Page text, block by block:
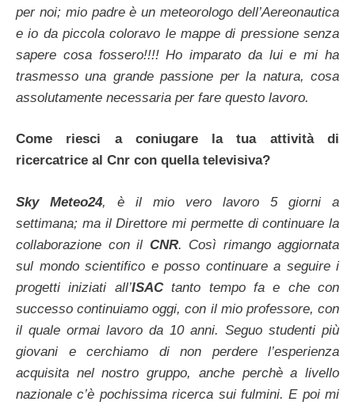
per noi; mio padre è un meteorologo dell’Aereonautica
e io da piccola coloravo le mappe di pressione senza
sapere cosa fossero!!!! Ho imparato da lui e mi ha
trasmesso una grande passione per la natura, cosa
assolutamente necessaria per fare questo lavoro.
Come riesci a coniugare la tua attività di
ricercatrice al Cnr con quella televisiva?
Sky Meteo24, è il mio vero lavoro 5 giorni a
settimana; ma il Direttore mi permette di continuare la
collaborazione con il CNR. Così rimango aggiornata
sul mondo scientifico e posso continuare a seguire i
progetti iniziati all’ISACtanto tempo fa e che con
successo continuiamo oggi, con il mio professore, con
il quale ormai lavoro da 10 anni. Seguo studenti più
giovani e cerchiamo di non perdere l’esperienza
acquisita nel nostro gruppo, anche perchè a livello
nazionale c’è pochissima ricerca sui fulmini. E poi mi